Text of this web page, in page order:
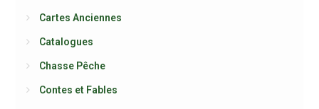
Cartes Anciennes
Catalogues
Chasse Pêche
Contes et Fables